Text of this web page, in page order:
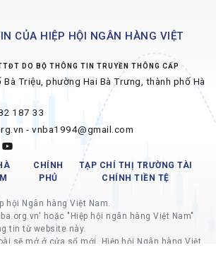
CỦA HIỆP HỘI NGÂN HÀNG VIỆT
DO BỘ THÔNG TIN TRUYỀN THÔNG CẤP
Bà Triệu, phường Hai Bà Trưng, thành phố Hà
187 33
- vnba1994@gmail.com
CHÍNH
PHỦ
TẠP CHÍ THỊ TRƯỜNG TÀI
CHÍNH TIỀN TỆ
hội Ngân hàng Việt Nam.
hoặc "Hiệp hội ngân hàng Việt Nam"
tin từ website này.
sẽ mở ở cửa sổ mới, Hiệp hội Ngân hàng Việt